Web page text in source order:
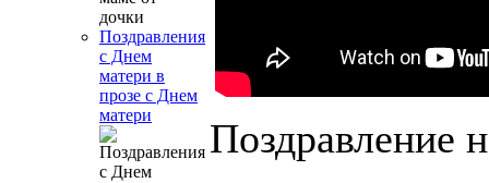
Поздравления
с Днем
матери в
прозе с Днем
матери
Поздравление